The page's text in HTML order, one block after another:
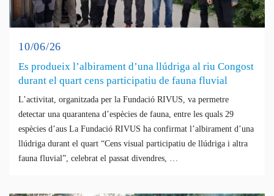
10/06/26
Es produeix l’albirament d’una llúdriga al riu Congost
durant el quart cens participatiu de fauna fluvial
L’activitat, organitzada per la Fundació RIVUS, va permetre
detectar una quarantena d’espècies de fauna, entre les quals 29
espècies d’aus La Fundació RIVUS ha confirmat l’albirament d’una
llúdriga durant el quart “Cens visual participatiu de llúdriga i altra
fauna fluvial”, celebrat el passat divendres, …